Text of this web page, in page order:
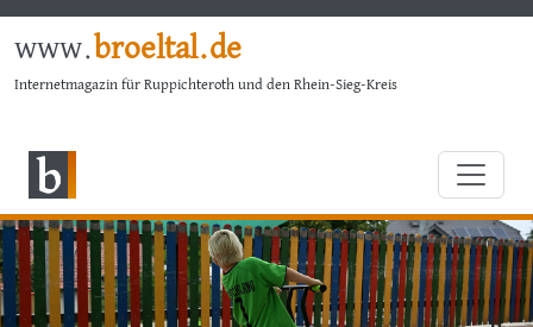
www.broeltal.de
Internetmagazin für Ruppichteroth und den Rhein-Sieg-Kreis